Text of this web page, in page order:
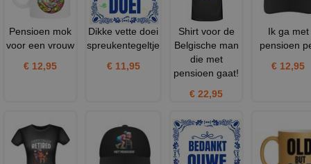
Pensioen mok
voor een vrouw
€ 12,95
Dikke vette doei
spreukentegeltje
€ 11,95
Shirt voor de
Belgische man
die met
pensioen gaat!
€ 22,95
Ik ga met
pensioen
€ 12,95